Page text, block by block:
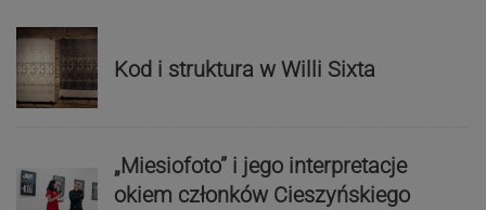
Kod i struktura w Willi Sixta
„Miesiofoto” i jego interpretacje
okiem członków Cieszyńskiego